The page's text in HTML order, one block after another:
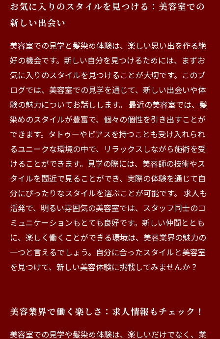
お気に入りのスタイルを見つける：美容室での
新しい出会い
美容室での見学と髪染め体験は、楽しい思い出を作る絶
好の機会です。新しい自分を見つけるためには、まずお
気に入りのスタイルを見つけることが大切です。このブ
ログでは、美容室での見学を通じて、新しい出会いや体
験の魅力についてお話しします。 最近の美容室では、髪
染めのスタイルが豊富で、個々の個性を引き出すことが
できます。タトゥーやピアスを持つことも受け入れられ
るユニークな環境の中で、リラックスしながら施術を受
けることができます。見学の際には、美容師の技術やス
タイルを間近で見ることができ、実際の体験を通じて自
分にぴったりなスタイルを選ぶことが可能です。 求人も
活発で、明るい雰囲気の美容室では、スタッフ同士のコ
ミュニケーションもとても良好です。新しい仲間ととも
に、楽しく働くことができる環境は、美容業界の魅力の
一つと言えるでしょう。自分に合ったスタイルと美容室
を見つけて、新しい美容体験に挑戦してみませんか？
美容業界で働く楽しさ：求人情報もチェック！
美容室での見学や髪染め体験は、楽しいだけでなく、業